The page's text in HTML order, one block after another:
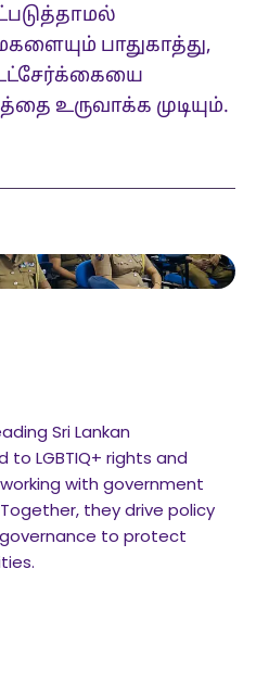
பாதுகாத்து,
உருவாக்க முடியும்.
Sri Lankan
LGBTIQ+ rights and
with government
they drive policy
to protect